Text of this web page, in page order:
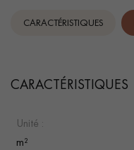
CARACTÉRISTIQUES
CARACTÉRISTIQUES
Unité :
m²